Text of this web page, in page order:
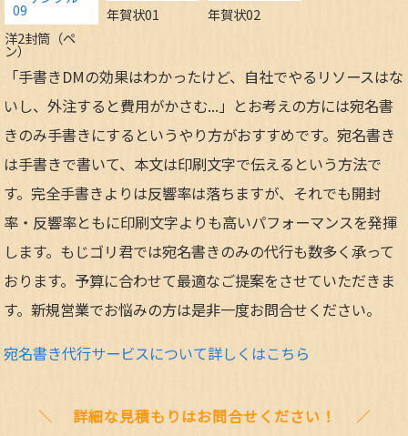
洋2封筒（ペ
ン）
年賀状01 年賀状02
「手書きDMの効果はわかったけど、自社でやるリソースはな
いし、外注すると費用がかさむ...」とお考えの方には宛名書
きのみ手書きにするというやり方がおすすめです。宛名書き
は手書きで書いて、本文は印刷文字で伝えるという方法で
す。完全手書きよりは反響率は落ちますが、それでも開封
率・反響率ともに印刷文字よりも高いパフォーマンスを発揮
します。もじゴリ君では宛名書きのみの代行も数多く承って
おります。予算に合わせて最適なご提案をさせていただきま
す。新規営業でお悩みの方は是非一度お問合せください。
宛名書き代行サービスについて詳しくはこちら
詳細な見積もりはお問合せください！